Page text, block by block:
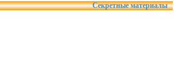
Секретные материалы